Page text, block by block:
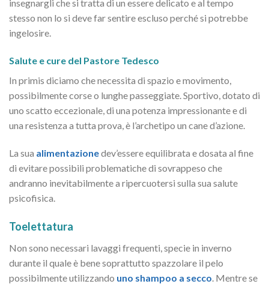
insegnargli che si tratta di un essere delicato e al tempo
stesso non lo si deve far sentire escluso perché si potrebbe
ingelosire.
Salute e cure del Pastore Tedesco
In primis diciamo che necessita di spazio e movimento,
possibilmente corse o lunghe passeggiate. Sportivo, dotato di
uno scatto eccezionale, di una potenza impressionante e di
una resistenza a tutta prova, è l’archetipo un cane d’azione.
La sua alimentazionedev’essere equilibrata e dosata al fine
di evitare possibili problematiche di sovrappeso che
andranno inevitabilmente a ripercuotersi sulla sua salute
psicofisica.
Toelettatura
Non sono necessari lavaggi frequenti, specie in inverno
durante il quale è bene soprattutto spazzolare il pelo
possibilmente utilizzando uno shampoo a secco . Mentre se